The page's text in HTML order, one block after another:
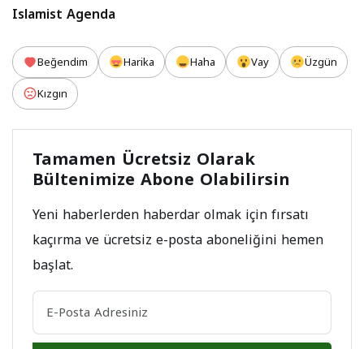
Islamist Agenda
Beğendim Harika Haha Vay
Üzgün
Kızgın
Tamamen Ücretsiz Olarak
Bültenimize Abone Olabilirsin
Yeni haberlerden haberdar olmak için fırsatı
kaçırma ve ücretsiz e-posta aboneliğini hemen
başlat.